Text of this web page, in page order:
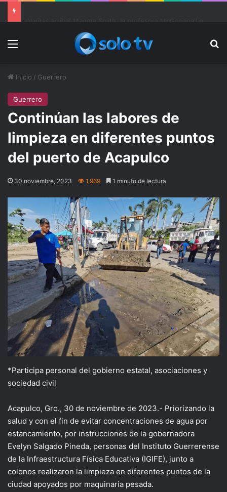
Menu
Inicio / Guerrero
Guerrero
Continúan las labores de
limpieza en diferentes puntos
del puerto de Acapulco
30 noviembre, 2023 1,969 1 minuto de lectura
*Participa personal del gobierno estatal, asociaciones y
sociedad civil
Acapulco, Gro., 30 de noviembre de 2023.- Priorizando la
salud y con el fin de evitar concentraciones de agua por
estancamiento, por instrucciones de la gobernadora
Evelyn Salgado Pineda, personas del Instituto Guerrerense
de la Infraestructura Física Educativa (IGIFE), junto a
colonos realizaron la limpieza en diferentes puntos de la
ciudad apoyados por maquinaria pesada.